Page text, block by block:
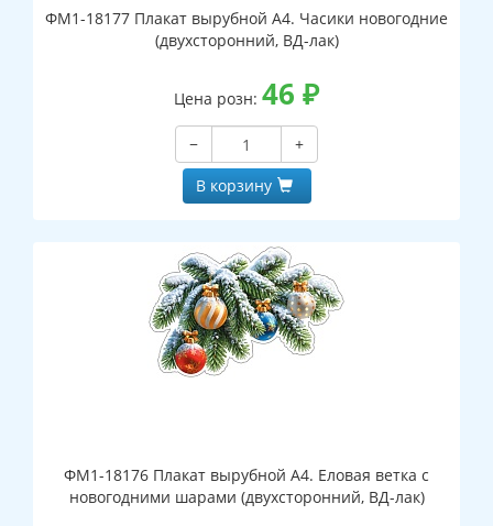
ФМ1-18177 Плакат вырубной А4. Часики новогодние
(двухсторонний, ВД-лак)
Цена розн: 46 ₽
−
+
В корзину
ФМ1-18176 Плакат вырубной А4. Еловая ветка с
новогодними шарами (двухсторонний, ВД-лак)